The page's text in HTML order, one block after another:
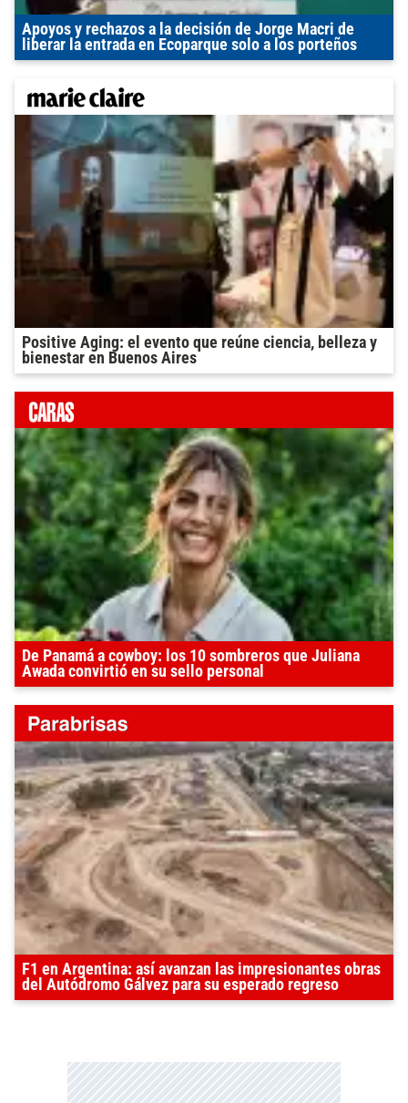
Apoyos y rechazos a la decisión de Jorge Macri de
liberar la entrada en Ecoparque solo a los porteños
Positive Aging: el evento que reúne ciencia, belleza y
bienestar en Buenos Aires
De Panamá a cowboy: los 10 sombreros que Juliana
Awada convirtió en su sello personal
F1 en Argentina: así avanzan las impresionantes obras
del Autódromo Gálvez para su esperado regreso